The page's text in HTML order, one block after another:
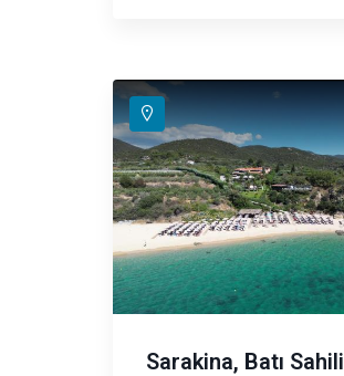
Sarakina, Batı Sahili